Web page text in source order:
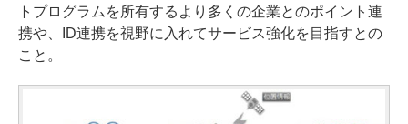
トプログラムを所有するより多くの企業とのポイント連
携や、ID連携を視野に入れてサービス強化を目指すとの
こと。